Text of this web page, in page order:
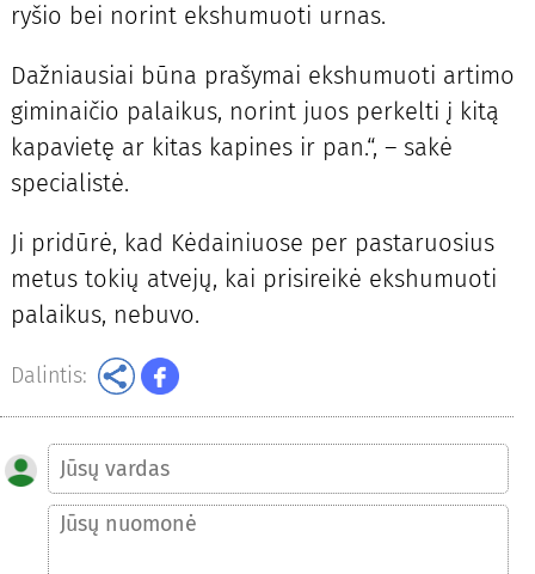
ryšio bei norint ekshumuoti urnas.
Dažniausiai būna prašymai ekshumuoti artimo
giminaičio palaikus, norint juos perkelti į kitą
kapavietę ar kitas kapines ir pan.“, – sakė
specialistė.
Ji pridūrė, kad Kėdainiuose per pastaruosius
metus tokių atvejų, kai prisireikė ekshumuoti
palaikus, nebuvo.
Dalintis: